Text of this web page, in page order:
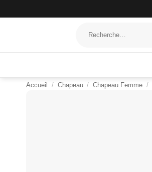
au
pour :
Accueil / Chapeau / Chapeau Femme /